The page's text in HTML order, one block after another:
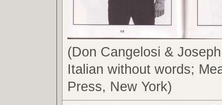
(Don Cangelosi &
Italian without words;
Press, New York)